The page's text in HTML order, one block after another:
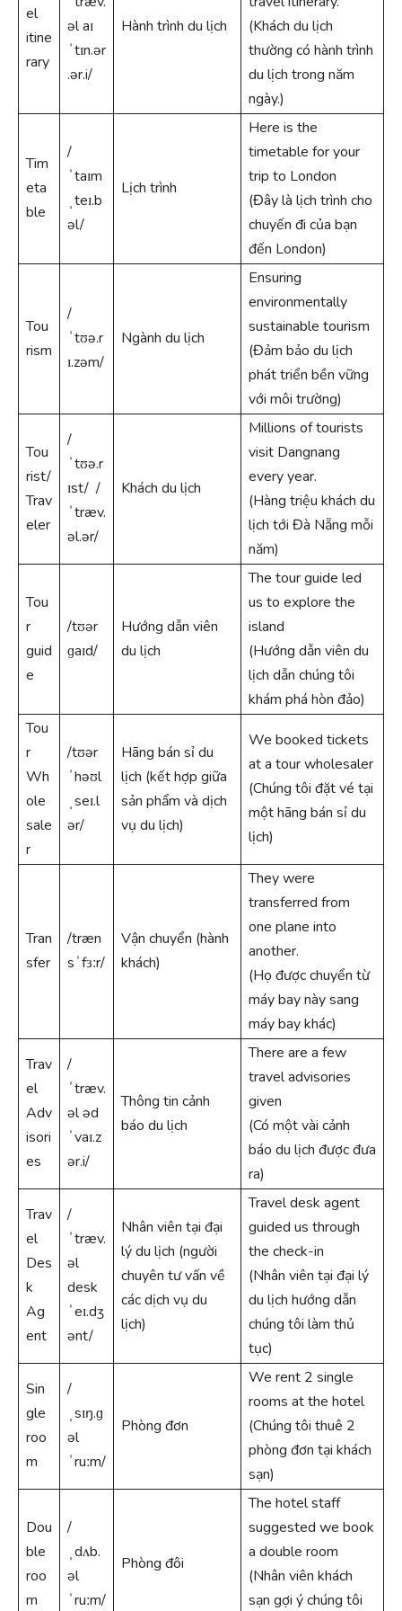
el
itine
rary
əl aɪ
ˈtɪn.ər
.ər.i/
Hành trình du lịch
(Khách du lịch
thường có hành trình
du lịch trong năm
ngày.)
Tim
eta
ble
/
ˈtaɪm
ˌteɪ.b
əl/
Lịch trình
Here is the
timetable for your
trip to London
(Đây là lịch trình cho
chuyến đi của bạn
đến London)
Tou
rism
/
ˈtʊə.r
ɪ.zəm/
Ngành du lịch
Ensuring
environmentally
sustainable tourism
(Đảm bảo du lịch
phát triển bền vững
với môi trường)
Tou
rist/
Trav
eler
/
ˈtʊə.r
ɪst/ /
ˈtræv.
əl.ər/
Khách du lịch
Millions of tourists
visit Dangnang
every year.
(Hàng triệu khách du
lịch tới Đà Nẵng mỗi
năm)
Tou
r
guid
e
/tʊər
ɡaɪd/
Hướng dẫn viên
du lịch
The tour guide led
us to explore the
island
(Hướng dẫn viên du
lịch dẫn chúng tôi
khám phá hòn đảo)
Tou
r
Wh
ole
sale
r
/tʊər
ˈhəʊl
ˌseɪ.l
ər/
Hãng bán sỉ du
lịch (kết hợp giữa
sản phẩm và dịch
vụ du lịch)
We booked tickets
at a tour wholesaler
(Chúng tôi đặt vé tại
một hãng bán sỉ du
lịch)
Tran
sfer
/træn
sˈfɜːr/
Vận chuyển (hành
khách)
They were
transferred from
one plane into
another.
(Họ được chuyển từ
máy bay này sang
máy bay khác)
Trav
el
Adv
isori
es
/
ˈtræv.
əl əd
ˈvaɪ.z
ər.i/
Thông tin cảnh
báo du lịch
There are a few
travel advisories
given
(Có một vài cảnh
báo du lịch được đưa
ra)
Trav
el
Des
k
Ag
ent
/
ˈtræv.
əl
desk
ˈeɪ.dʒ
ənt/
Nhân viên tại đại
lý du lịch (người
chuyên tư vấn về
các dịch vụ du
lịch)
Travel desk agent
guided us through
the check-in
(Nhân viên tại đại lý
du lịch hướng dẫn
chúng tôi làm thủ
tục)
Sin
gle
roo
m
/
ˌsɪŋ.ɡ
əl
ˈruːm/
Phòng đơn
We rent 2 single
rooms at the hotel
(Chúng tôi thuê 2
phòng đơn tại khách
sạn)
Dou
ble
roo
m
/
ˌdʌb.
əl
ˈruːm/
Phòng đôi
The hotel staff
suggested we book
a double room
(Nhân viên khách
sạn gợi ý chúng tôi